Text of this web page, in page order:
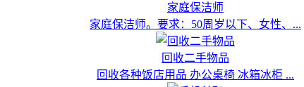
家庭保洁师
家庭保洁师。要求：50周岁以下、女性、...
回收二手物品
回收各种饭店用品 办公桌椅 冰箱冰柜 ...